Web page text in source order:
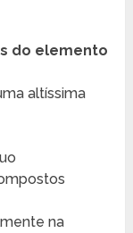
do elemento
altíssima
na